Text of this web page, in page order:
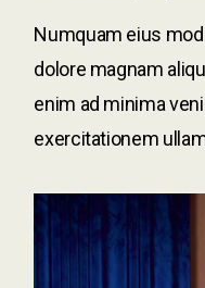
Numquam eius
dolore magnam
enim ad minima
exercitationem